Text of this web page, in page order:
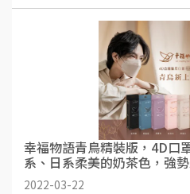
幸福物語青鳥精裝版，4D口
系、日系柔美的奶茶色，強勢
2022-03-22